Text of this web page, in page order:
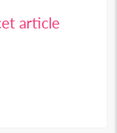
article